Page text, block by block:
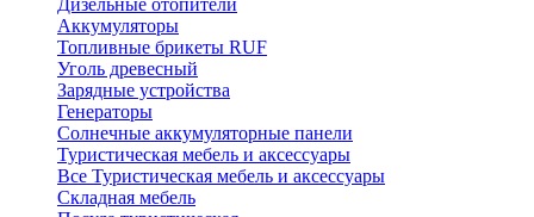
Дизельные отопители
Аккумуляторы
Топливные брикеты RUF
Уголь древесный
Зарядные устройства
Генераторы
Солнечные аккумуляторные панели
Туристическая мебель и аксессуары
Все Туристическая мебель и аксессуары
Складная мебель